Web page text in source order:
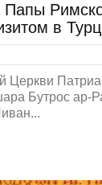
в
Церкви
Бутрос ар-